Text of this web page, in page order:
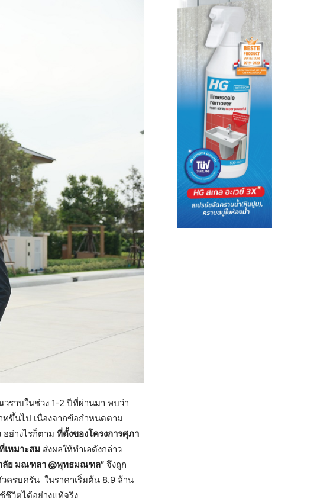
ราบในช่วง 1-2 ปีที่ผ่านมา พบว่า
ขึ้นไป เนื่องจากข้อกำหนดตาม
ย่างไรก็ตาม ที่ตั้งของโครงการศุภา
หมาะสม ส่งผลให้ทำเลดังกล่าว
ลัย มณฑลา @พุทธมณฑล” จึงถูก
ครบครัน ในราคาเริ่มต้น 8.9 ล้าน
ชีวิตได้อย่างแท้จริง